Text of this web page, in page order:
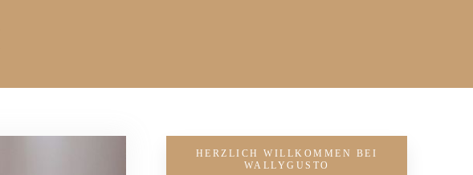
HERZLICH WILLKOMMEN BEI
WALLYGUSTO